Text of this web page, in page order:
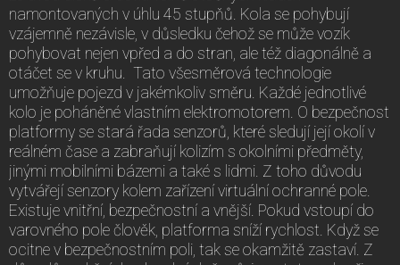
namontovaných v úhlu 45 stupňů. Kola se pohybují
vzájemně nezávisle, v důsledku čehož se může vozík
pohybovat nejen vpřed a do stran, ale též diagonálně a
otáčet se v kruhu. Tato všesměrová technologie
umožňuje pojezd v jakémkoliv směru. Každé jednotlivé
kolo je poháněné vlastním elektromotorem. O bezpečnost
platformy se stará řada senzorů, které sledují její okolí v
reálném čase a zabraňují kolizím s okolními předměty,
jinými mobilními bázemi a také s lidmi. Z toho důvodu
vytvářejí senzory kolem zařízení virtuální ochranné pole.
Existuje vnitřní, bezpečnostní a vnější. Pokud vstoupí do
varovného pole člověk, platforma sníží rychlost. Když se
ocitne v bezpečnostním poli, tak se okamžitě zastaví. Z